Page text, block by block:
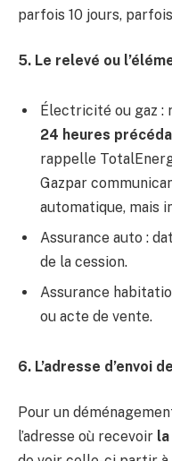
parfois 10 jours,
5. Le relevé ou
Électricité ou gaz :
24 heures
rappelle
Gazpar
automatique, mais
Assurance auto :
de la cession.
Assurance
ou acte de vente.
6. L’adresse d’envoi
Pour un
l’adresse où recevoir